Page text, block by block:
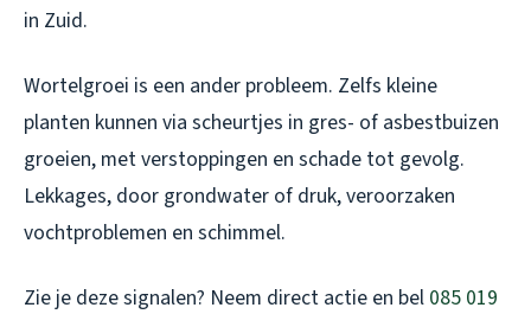
in Zuid.
Wortelgroei is een ander probleem. Zelfs kleine
planten kunnen via scheurtjes in gres- of asbestbuizen
groeien, met verstoppingen en schade tot gevolg.
Lekkages, door grondwater of druk, veroorzaken
vochtproblemen en schimmel.
Zie je deze signalen? Neem direct actie en bel 085 019